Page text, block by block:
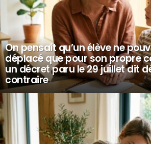
On pensait qu’un élève ne
déplacé que pour son propre
un décret paru le 29 juillet dit
contraire